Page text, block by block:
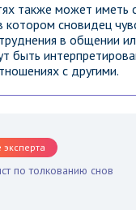
также может иметь
котором сновидец
в общении
быть
с другими.
по толкованию снов